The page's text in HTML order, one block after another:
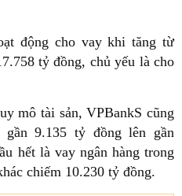
động cho vay khi tăng từ
tỷ đồng, chủ yếu là cho
mô tài sản, VPBankS cũng
9.135 tỷ đồng lên gần
hết là vay ngân hàng trong
chiếm 10.230 tỷ đồng.